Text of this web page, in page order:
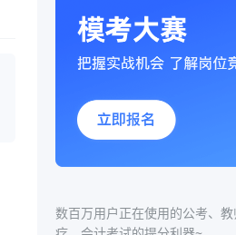
数百万用户正在使用的公考、